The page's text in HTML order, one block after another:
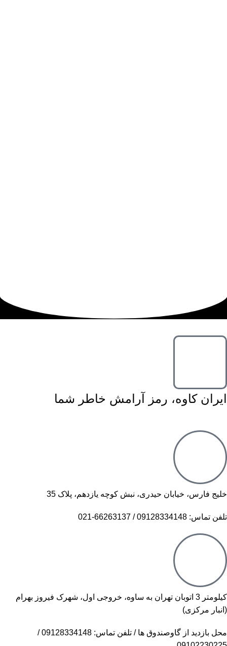
ایران کاوه، رمز آرامش خاطر شما
خلیج فارس، خیابان حیدری، نبش کوچه یازدهم، پلاک 35
تلفن تماس: 09128334148 / 66263137-021
کیلومتر 3 اتوبان تهران به ساوه، خروجی اول، شهرک فیروز بهرام
(انبار مرکزی)
محل بازدید از گاوصندوق ها / تلفن تماس: 09128334148 /